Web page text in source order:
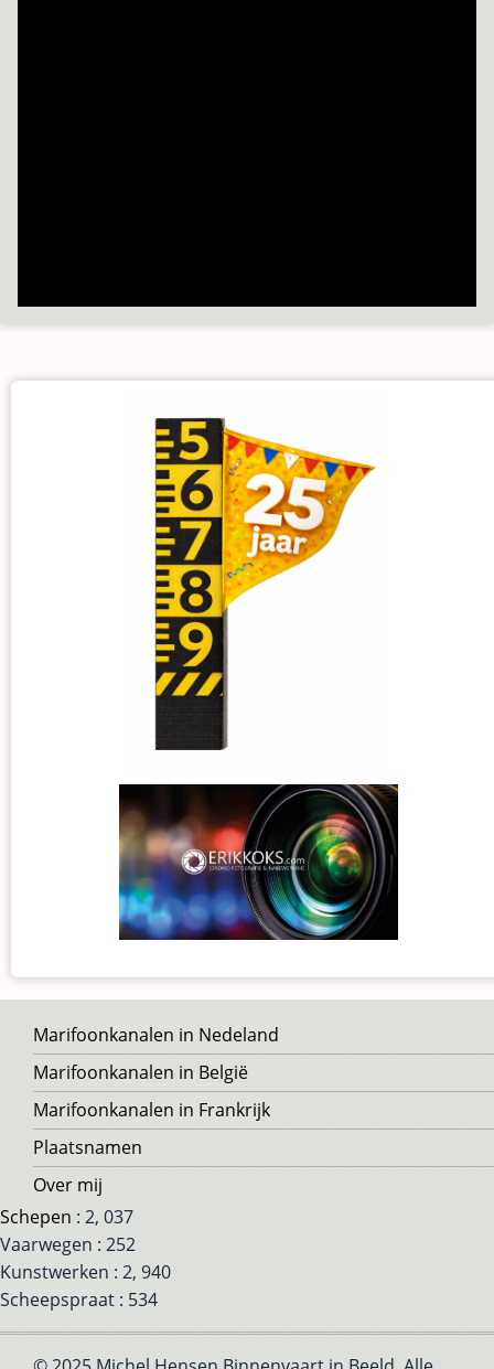
Voet
Marifoonkanalen in Nedeland
Marifoonkanalen in België
Marifoonkanalen in Frankrijk
Plaatsnamen
Over mij
Schepen : 2, 037
Vaarwegen : 252
Kunstwerken : 2, 940
Scheepspraat : 534